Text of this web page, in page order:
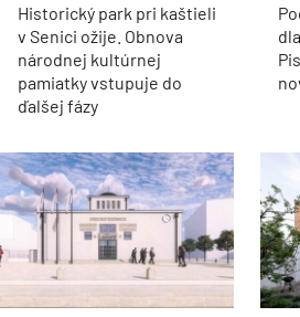
Historický park pri kaštieli
v Senici ožije. Obnova
národnej kultúrnej
pamiatky vstupuje do
ďalšej fázy